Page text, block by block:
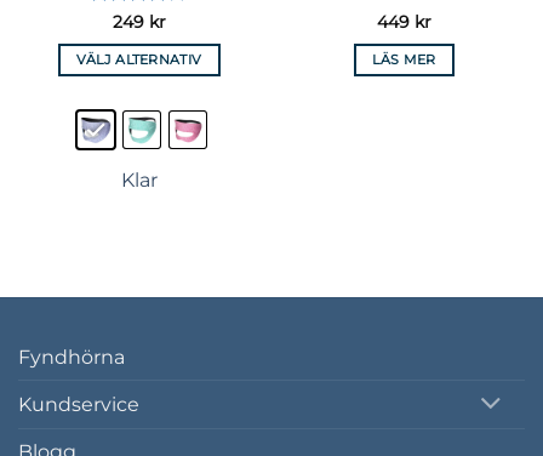
Betygsatt
4av 5
249 kr
VÄLJ ALTERNATIV
här
produkten
flera
Klar
449 kr
LÄS MER
Fyndhörna
Kundservice